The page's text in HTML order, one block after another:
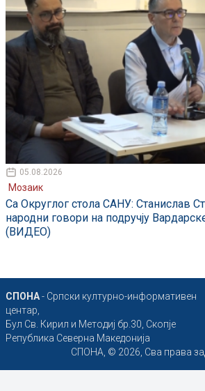
05.08.2026
Мозаик
Са Округлог стола САНУ: Станислав
народни говори на подручју
(ВИДЕО)
СПОНА- Српски културно-информативен
центар,
Бул Св. Кирил и Методиј бр.30, Скопје
Република Северна Македонија
СПОНА, © 2026, Сва права